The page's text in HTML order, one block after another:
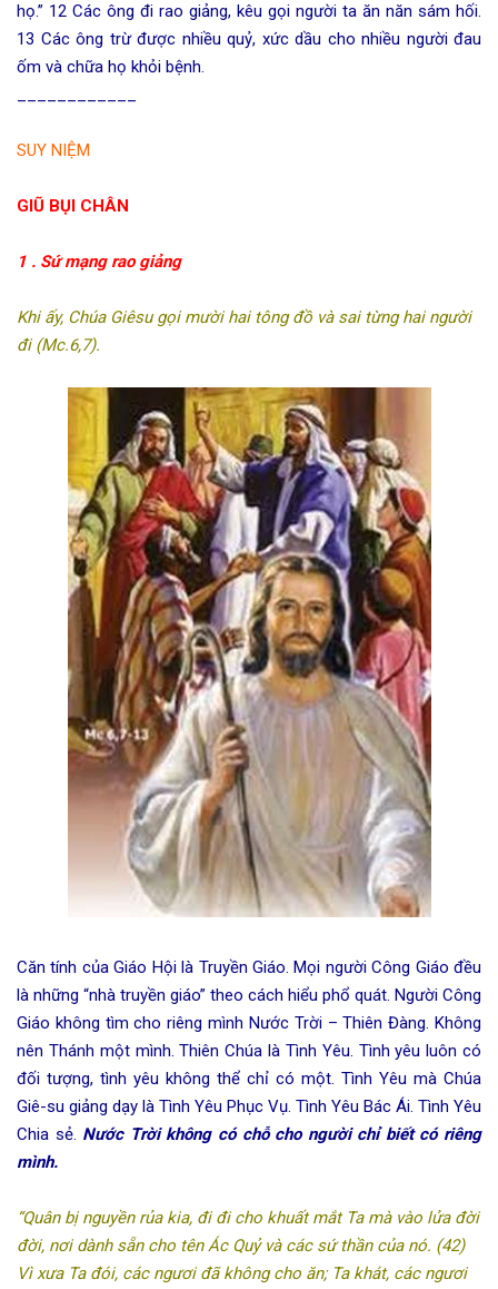
họ.” 12 Các ông đi rao giảng, kêu gọi người ta ăn năn sám hối.
13 Các ông trừ được nhiều quỷ, xức dầu cho nhiều người đau
ốm và chữa họ khỏi bệnh.
SUY NIỆM
GIŨ BỤI CHÂN
1 . Sứ mạng rao giảng
Khi ấy, Chúa Giêsu gọi mười hai tông đồ và sai từng hai người
đi (Mc.6,7).
Căn tính của Giáo Hội là Truyền Giáo. Mọi người Công Giáo đều
là những “nhà truyền giáo” theo cách hiểu phổ quát. Người Công
Giáo không tìm cho riêng mình Nước Trời – Thiên Đàng. Không
nên Thánh một mình. Thiên Chúa là Tình Yêu. Tình yêu luôn có
đối tượng, tình yêu không thể chỉ có một. Tình Yêu mà Chúa
Giê-su giảng dạy là Tình Yêu Phục Vụ. Tình Yêu Bác Ái. Tình Yêu
Chia sẻ. Nước Trời không có chỗ cho người chỉ biết có riêng
mình.
“Quân bị nguyền rủa kia, đi đi cho khuất mắt Ta mà vào lửa đời
đời, nơi dành sẵn cho tên Ác Quỷ và các sứ thần của nó. (42)
Vì xưa Ta đói, các ngươi đã không cho ăn; Ta khát, các ngươi